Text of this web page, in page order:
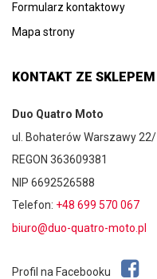
Formularz kontaktowy
Mapa strony
KONTAKT ZE SKLEPEM
Duo Quatro Moto
ul. Bohaterów Warszawy
REGON 363609381
NIP 6692526588
Telefon: +48 699 570 067
biuro@duo-quatro-moto.pl
Profil na Facebooku